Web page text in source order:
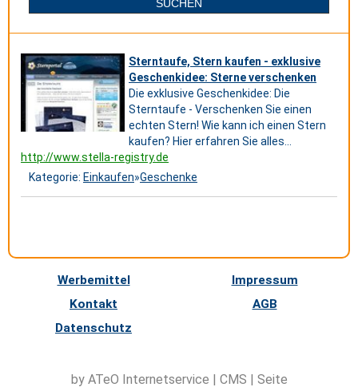
Sterntaufe, Stern kaufen - exklusive
Geschenkidee: Sterne verschenken
Die exklusive Geschenkidee: Die
Sterntaufe - Verschenken Sie einen
echten Stern! Wie kann ich einen Stern
kaufen? Hier erfahren Sie alles...
http://www.stella-registry.de
Kategorie: Einkaufen»Geschenke
Werbemittel
Impressum
Kontakt
AGB
Datenschutz
by ATeO Internetservice | CMS | Seite